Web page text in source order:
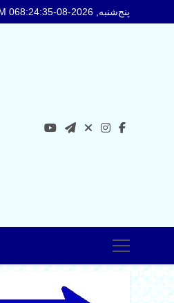
پنج‌شنبه, 2026-08-06 8:24:36 PM